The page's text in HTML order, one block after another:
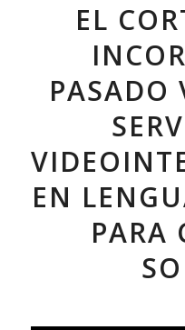
EL
PASADO
EN
PARA